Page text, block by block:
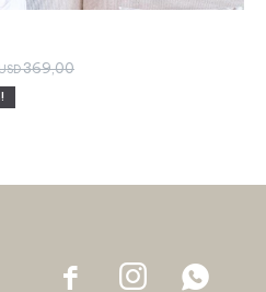
369,00
  